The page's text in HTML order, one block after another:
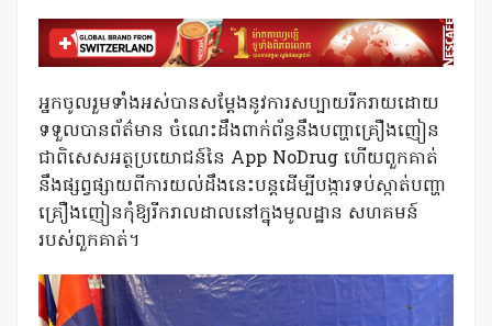
អ្នកចូលរួមទាំងអស់បានសម្ដែងនូវការសប្បាយរីករាយដោយ
ទទួលបានព័ត៌មាន ចំណេះដឹងពាក់ព័ន្ធនឹងបញ្ហាគ្រឿងញៀន
ជាពិសេសអត្ថប្រយោជន៍នៃ App NoDrug ហើយពួកគាត់
នឹងផ្សព្វផ្សាយពីការយល់ដឹងនេះបន្តដើម្បីបង្ការទប់ស្កាត់បញ្ហា
គ្រឿងញៀនកុំឱ្យរីករាលដាលនៅក្នុងមូលដ្ឋាន សហគមន៍
របស់ពួកគាត់។